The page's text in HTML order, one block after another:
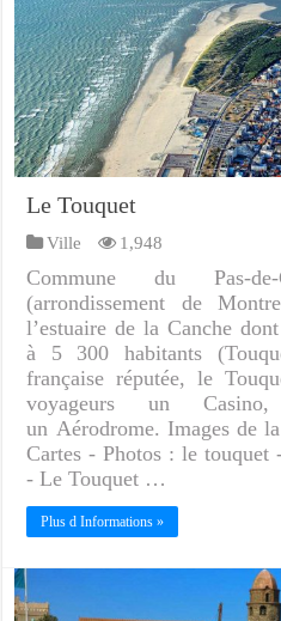
Le Touquet
Ville 1,948
Commune du Pas-
(arrondissement de
l’estuaire de la Canche
à 5 300 habitants
française réputée, le
voyageurs un
un Aérodrome. Images de
Cartes - Photos : le touquet
- Le Touquet …
Plus d Informations »